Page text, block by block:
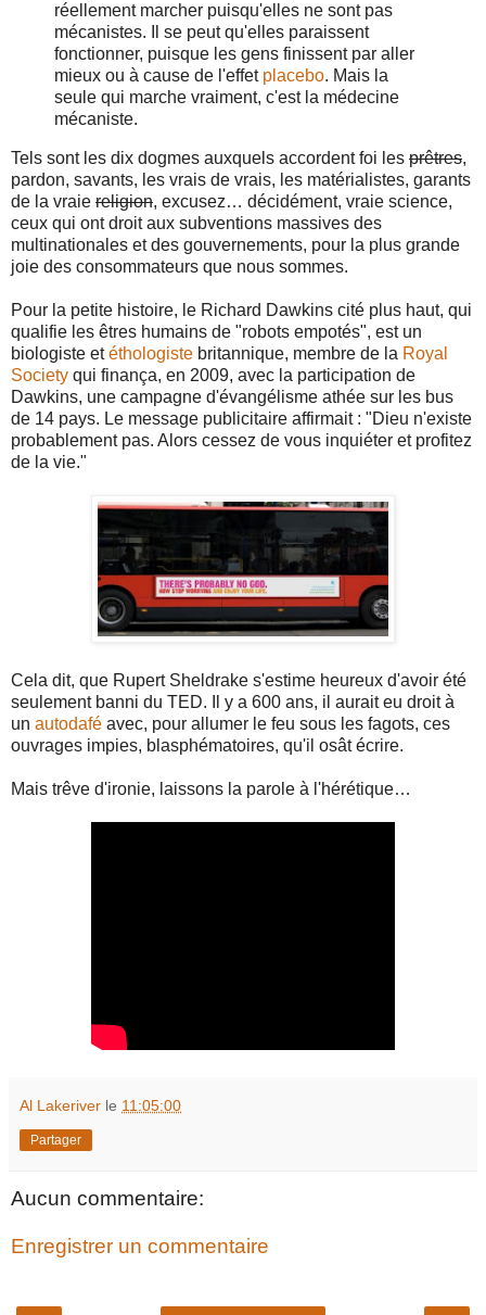
réellement marcher puisqu'elles ne sont pas
mécanistes. Il se peut qu'elles paraissent
fonctionner, puisque les gens finissent par aller
mieux ou à cause de l'effet placebo. Mais la
seule qui marche vraiment, c'est la médecine
mécaniste.
Tels sont les dix dogmes auxquels accordent foi les prêtres,
pardon, savants, les vrais de vrais, les matérialistes, garants
de la vraie religion, excusez… décidément, vraie science,
ceux qui ont droit aux subventions massives des
multinationales et des gouvernements, pour la plus grande
joie des consommateurs que nous sommes.
Pour la petite histoire, le Richard Dawkins cité plus haut, qui
qualifie les êtres humains de "robots empotés", est un
biologiste etéthologiste britannique, membre de la Royal
Society qui finança, en 2009, avec la participation de
Dawkins, une campagne d'évangélisme athée sur les bus
de 14 pays. Le message publicitaire affirmait : "Dieu n'existe
probablement pas. Alors cessez de vous inquiéter et profitez
de la vie."
Cela dit, que Rupert Sheldrake s'estime heureux d'avoir été
seulement banni du TED. Il y a 600 ans, il aurait eu droit à
un autodafé avec, pour allumer le feu sous les fagots, ces
ouvrages impies, blasphématoires, qu'il osât écrire.
Mais trêve d'ironie, laissons la parole à l'hérétique…
Al Lakeriver le 11:05:00
Partager
Aucun commentaire:
Enregistrer un commentaire